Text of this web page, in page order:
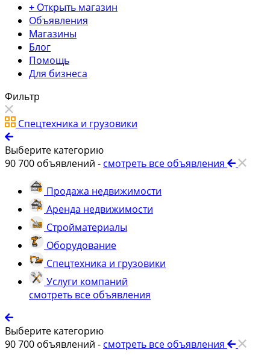
+ Открыть магазин
Объявления
Магазины
Блог
Помощь
Для бизнеса
Фильтр
Спецтехника и грузовики
Выберите категорию
90 700 объявлений - смотреть все объявления
Продажа недвижимости
Аренда недвижимости
Стройматериалы
Оборудование
Спецтехника и грузовики
Услуги компаний
смотреть все объявления
Выберите категорию
90 700 объявлений - смотреть все объявления